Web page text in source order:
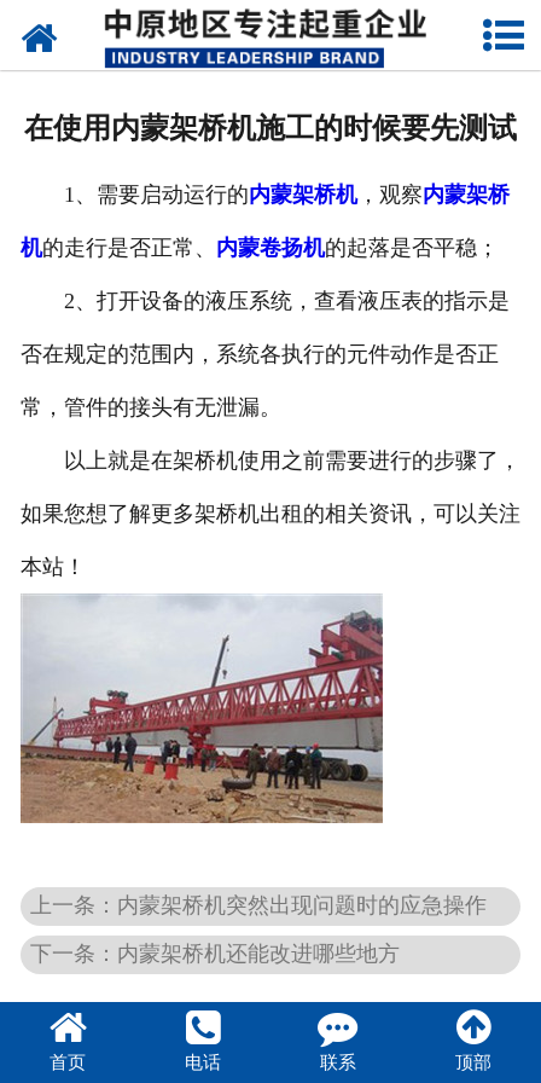
网站首页
企业视频
联系我们
在使用内蒙架桥机施工的时候要先测试
1、需要启动运行的内蒙架桥机，观察内蒙架桥
机的走行是否正常、 内蒙卷扬机的起落是否平稳；
2、打开设备的液压系统，查看液压表的指示是
否在规定的范围内，系统各执行的元件动作是否正
常，管件的接头有无泄漏。
以上就是在架桥机使用之前需要进行的步骤了，
如果您想了解更多架桥机出租的相关资讯，可以关注
本站！
上一条：内蒙架桥机突然出现问题时的应急操作
下一条：内蒙架桥机还能改进哪些地方
首页 电话 联系 顶部